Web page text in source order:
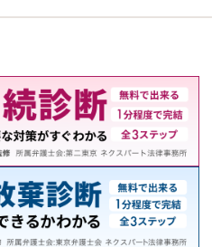
夜間・土日祝対応